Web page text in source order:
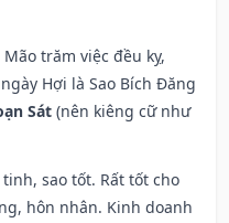
trăm việc đều kỵ,
Hợi là Sao Bích Đăng
Sát (nên kiêng cữ như
sao tốt. Rất tốt cho
hôn nhân. Kinh doanh